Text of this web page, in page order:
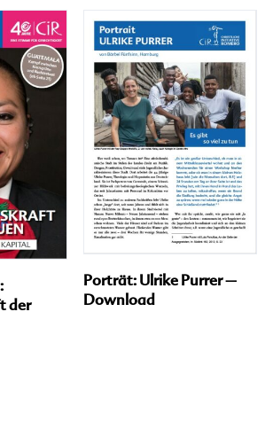
der
Porträt: Ulrike Purrer –
Download